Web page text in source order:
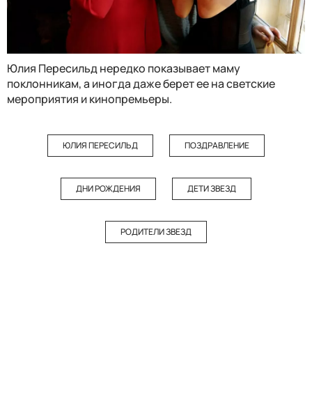
Юлия Пересильд нередко показывает маму
поклонникам, а иногда даже берет ее на светские
мероприятия и кинопремьеры.
ЮЛИЯ ПЕРЕСИЛЬД ПОЗДРАВЛЕНИЕ
ДНИ РОЖДЕНИЯ ДЕТИ ЗВЕЗД
РОДИТЕЛИ ЗВЕЗД